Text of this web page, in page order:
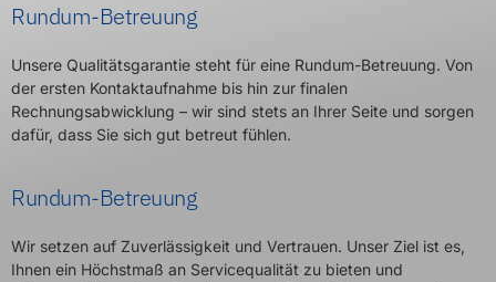
Rundum-Betreuung
Unsere Qualitätsgarantie steht für eine Rundum-Betreuung. Von
der ersten Kontaktaufnahme bis hin zur finalen
Rechnungsabwicklung – wir sind stets an Ihrer Seite und sorgen
dafür, dass Sie sich gut betreut fühlen.
Rundum-Betreuung
Wir setzen auf Zuverlässigkeit und Vertrauen. Unser Ziel ist es,
Ihnen ein Höchstmaß an Servicequalität zu bieten und